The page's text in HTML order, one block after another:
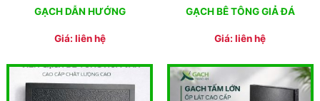
GẠCH DẪN HƯỚNG
Giá: liên hệ
GẠCH BÊ TÔNG GIẢ ĐÁ
Giá: liên hệ